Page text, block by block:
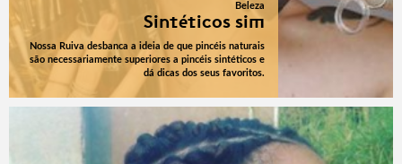
Beleza
Sintéticos sim
Nossa Ruiva desbanca a ideia de que pincéis naturais
são necessariamente superiores a pincéis sintéticos e
dá dicas dos seus favoritos.